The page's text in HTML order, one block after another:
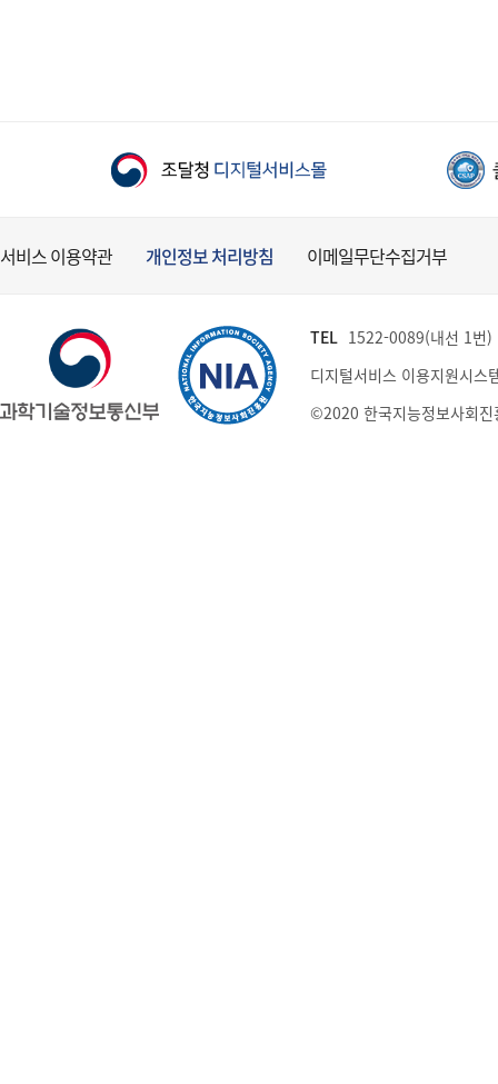
서비스 이용약관 개인정보 처리방침 이메일무단수집거부
TEL 1522-0089(내선 1번
디지털서비스 이용지원시스
©2020 한국지능정보사회진